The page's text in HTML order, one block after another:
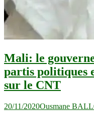
Mali: le
partis politiques
sur le CNT
20/11/2020Ousmane